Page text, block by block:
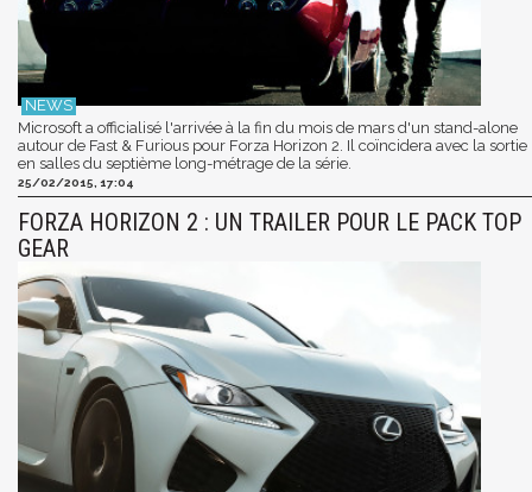
Microsoft a officialisé l'arrivée à la fin du mois de mars d'un stand-alone
autour de Fast & Furious pour Forza Horizon 2. Il coïncidera avec la sortie
en salles du septième long-métrage de la série.
25/02/2015, 17:04
FORZA HORIZON 2 : UN TRAILER POUR LE PACK TOP
GEAR